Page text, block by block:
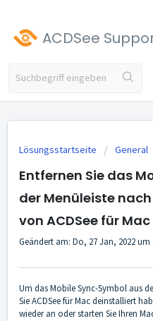
ACDSee
Lösungsstartseite General
Entfernen Sie das
der Menüleiste
von ACDSee für Mac
Geändert am: Do, 27 Jan, 2022 um
Um das Mobile Sync-Symbol aus
Sie ACDSee für Mac deinstalliert
wieder an oder starten Sie Ihren